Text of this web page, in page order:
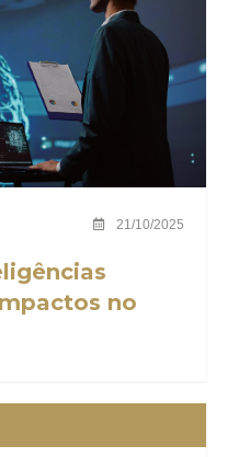
21/10/2025
no